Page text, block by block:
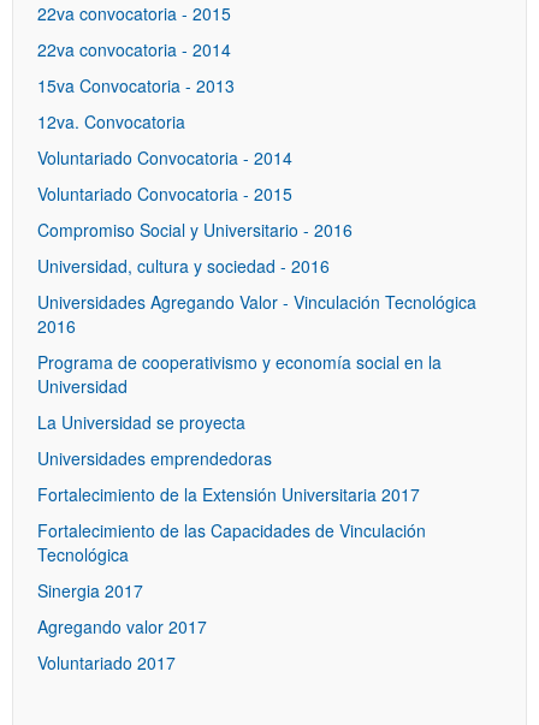
22va convocatoria - 2015
22va convocatoria - 2014
15va Convocatoria - 2013
12va. Convocatoria
Voluntariado Convocatoria - 2014
Voluntariado Convocatoria - 2015
Compromiso Social y Universitario - 2016
Universidad, cultura y sociedad - 2016
Universidades Agregando Valor - Vinculación Tecnológica
2016
Programa de cooperativismo y economía social en la
Universidad
La Universidad se proyecta
Universidades emprendedoras
Fortalecimiento de la Extensión Universitaria 2017
Fortalecimiento de las Capacidades de Vinculación
Tecnológica
Sinergia 2017
Agregando valor 2017
Voluntariado 2017